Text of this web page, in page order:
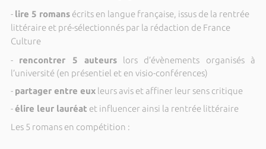
- lire 5 romansécrits en langue française, issus de la rentrée
littéraire et pré-sélectionnés par la rédaction de France
Culture
- rencontrer 5 auteurslors d’évènements organisés à
l’université (en présentiel et en visio-conférences)
- partager entre euxleurs avis et affiner leur sens critique
-élire leur lauréat et influencer ainsi la rentrée littéraire
Les 5 romans en compétition :